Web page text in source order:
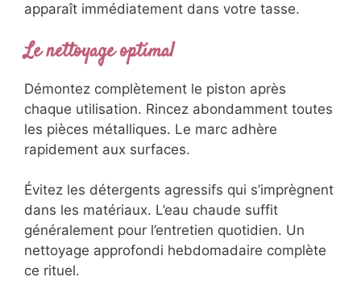
apparaît immédiatement dans votre tasse.
Le nettoyage optimal
Démontez complètement le piston après
chaque utilisation. Rincez abondamment toutes
les pièces métalliques. Le marc adhère
rapidement aux surfaces.
Évitez les détergents agressifs qui s’imprègnent
dans les matériaux. L’eau chaude suffit
généralement pour l’entretien quotidien. Un
nettoyage approfondi hebdomadaire complète
ce rituel.